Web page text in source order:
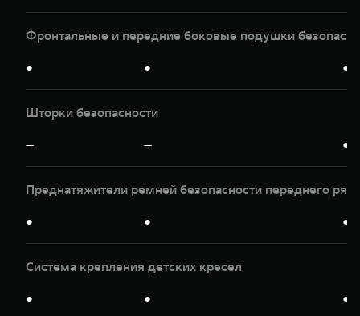
Фронтальные и передние боковые подушки
● ● ●
Шторки безопасности
— — ●
Преднатяжители ремней безопасности переднего
● ● ●
Система крепления детских кресел
● ● ●